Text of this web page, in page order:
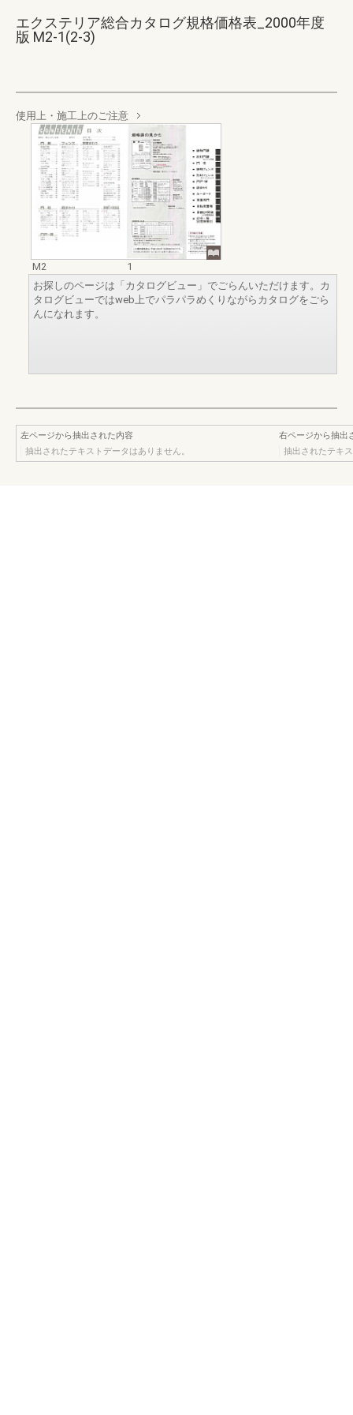
エクステリア総合カタログ規格価格表_2000年度
版 M2-1(2-3)
使用上・施工上のご注意
M2
1
お探しのページは「カタログビュー」でごらんいただけます。カ
タログビューではweb上でパラパラめくりながらカタログをごら
んになれます。
左ページから抽出された内容
抽出されたテキストデータはありません。
右ページから抽出
抽出されたテキ